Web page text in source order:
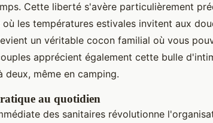
Cette liberté s'avère particulièrement
les températures estivales invitent aux
un véritable cocon familial où vous
apprécient également cette bulle
deux, même en camping.
au quotidien
des sanitaires révolutionne